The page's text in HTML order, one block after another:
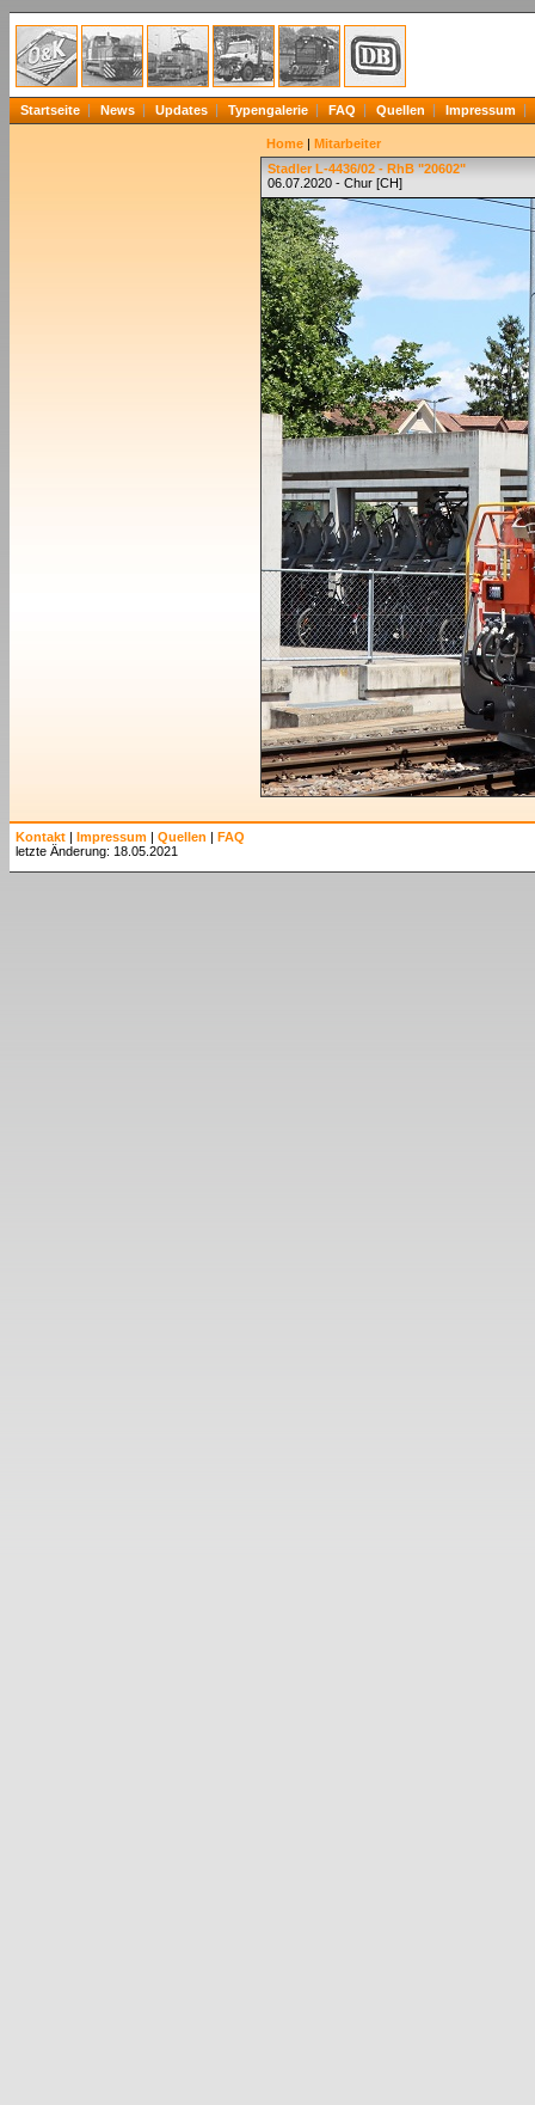
Startseite News Updates Typengalerie FAQ Quellen Impressum
Home | Mitarbeiter
Stadler L-4436/02 - RhB "20602"
06.07.2020 - Chur [CH]
Kontakt | Impressum | Quellen | FAQ
letzte Änderung: 18.05.2021